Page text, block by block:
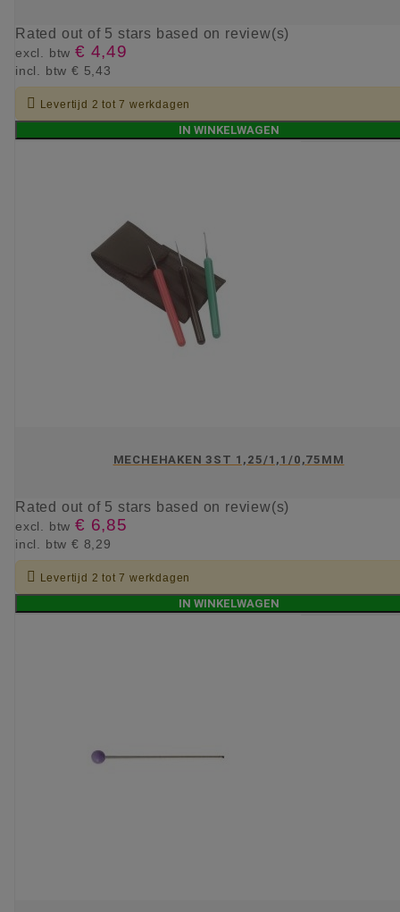
Rated out of 5 stars based on review(s)
excl. btw € 4,49
incl. btw € 5,43
 Levertijd 2 tot 7 werkdagen
IN WINKELWAGEN
MECHEHAKEN 3ST 1,25/1,1/0,75MM
Rated out of 5 stars based on review(s)
excl. btw € 6,85
incl. btw € 8,29
 Levertijd 2 tot 7 werkdagen
IN WINKELWAGEN